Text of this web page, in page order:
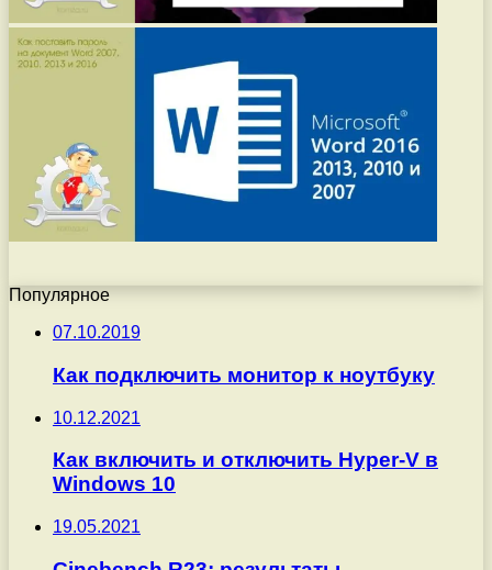
Популярное
07.10.2019
Как подключить монитор к ноутбуку
10.12.2021
Как включить и отключить Hyper-V в
Windows 10
19.05.2021